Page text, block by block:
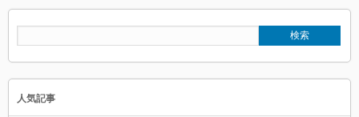
人気記事